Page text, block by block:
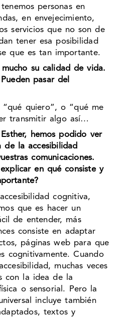
personas en
en envejecimiento,
servicios que no son de
tener esa posibilidad
que es tan importante.
su calidad de vida.
pasar del
quiero”, o “qué me
transmitir algo así…
hemos podido ver
de la accesibilidad
comunicaciones.
en qué consiste y
cognitiva,
que es hacer un
de entender, más
consiste en adaptar
páginas web para que
cognitivamente. Cuando
muchas veces
con la idea de la
o sensorial. Pero la
incluye también
textos y